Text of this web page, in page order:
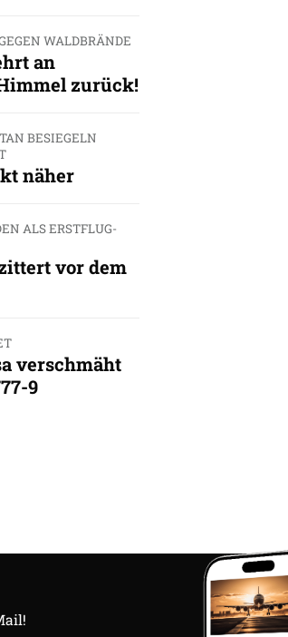
WALDBRÄNDE
an
zurück!
BESIEGELN
näher
ALS ERSTFLUG-
vor dem
verschmäht
9